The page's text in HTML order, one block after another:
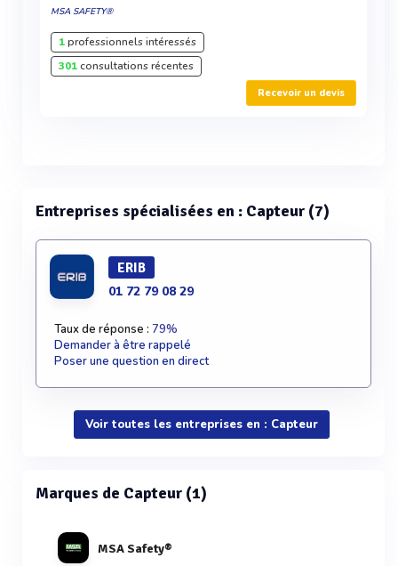
MSA SAFETY®
1professionnels intéressés
301consultations récentes
Recevoir un devis
Entreprises spécialisées en : Capteur (7)
ERIB
01 72 79 08 29
Taux de réponse : 79%
Demander à être rappelé
Poser une question en direct
Voir toutes les entreprises en : Capteur
Marques de Capteur (1)
MSA Safety®